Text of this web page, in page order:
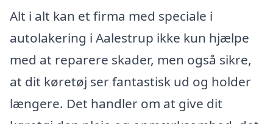
Alt i alt kan et firma med speciale i
autolakering i Aalestrup ikke kun hjælpe
med at reparere skader, men også sikre,
at dit køretøj ser fantastisk ud og holder
længere. Det handler om at give dit